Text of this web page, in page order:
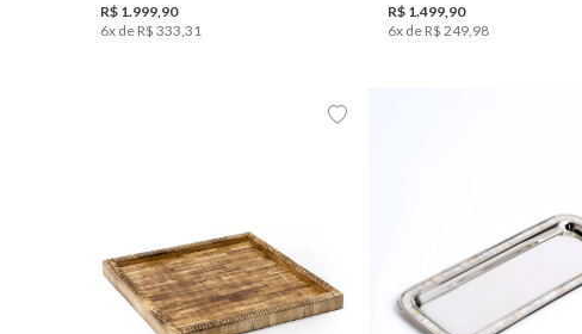
R$ 1.999, 90
6x de R$ 333 31
R$ 1.499 90
6x de R$ 249 98